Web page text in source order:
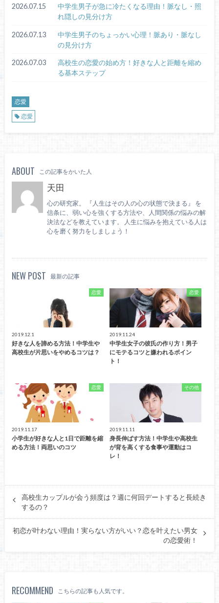
2026.07.15
中学生男子が急に冷たくなる理由！脈なし・照
れ隠しの見分け方
2026.07.13
中学生男子のちょっかい心理！脈あり・脈なし
の見分け方
2026.07.03
高校生の恋愛の始め方！好きな人と距離を縮め
る基本ステップ
恋愛
恋愛
ABOUT この記事をかいた人
天田
心の研究家。 『人生はその人の心の状態で決まる』 を
信条に、弱い心を強くする方法や、人間関係の悩みの解
決法などを教えています。 人生に悩みを抱えている人は
心を磨く努力をしましょう！
NEW POST 最新の記事
恋愛
2019.12.1
好きな人を諦める方法！中学生や
高校生が片思いをやめるコツは？
恋愛
2019.11.24
中学生女子の彼氏の作り方！男子
にモテるコツと嫌われるポイン
ト！
恋愛
2019.11.17
小学生が好きな人と1日で距離を縮
める方法！両思いのコツ
その他
2019.11.11
身長伸ばす方法！中学生や高校生
が背を高くする食事や運動はコ
レ！
高校生カップルが会う頻度は？週に何回デートすると長続き
するの？
初恋が叶わない理由！実らない方がいい？恋を叶えたい男女
の恋愛術！
RECOMMEND こちらの記事も人気です。